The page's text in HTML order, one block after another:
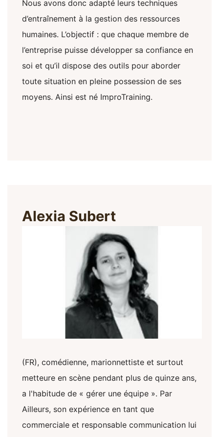
Nous avons donc adapté leurs techniques
d’entraînement à la gestion des ressources
humaines. L’objectif : que chaque membre de
l’entreprise puisse développer sa confiance en
soi et qu’il dispose des outils pour aborder
toute situation en pleine possession de ses
moyens. Ainsi est né ImproTraining.
Alexia Subert
(FR), comédienne, marionnettiste et surtout
metteure en scène pendant plus de quinze ans,
a l'habitude de « gérer une équipe ». Par
Ailleurs, son expérience en tant que
commerciale et responsable communication lui